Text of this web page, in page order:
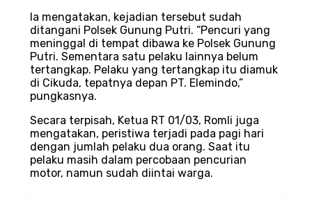
Ia mengatakan, kejadian tersebut sudah
ditangani Polsek Gunung Putri. “Pencuri yang
meninggal di tempat dibawa ke Polsek Gunung
Putri. Sementara satu pelaku lainnya belum
tertangkap. Pelaku yang tertangkap itu diamuk
di Cikuda, tepatnya depan PT. Elemindo,”
pungkasnya.
Secara terpisah, Ketua RT 01/03, Romli juga
mengatakan, peristiwa terjadi pada pagi hari
dengan jumlah pelaku dua orang. Saat itu
pelaku masih dalam percobaan pencurian
motor, namun sudah diintai warga.